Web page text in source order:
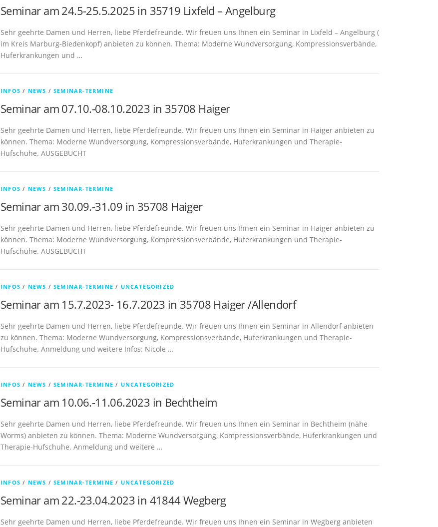
Seminar am 24.5-25.5.2025 in 35719 Lixfeld – Angelburg
Sehr geehrte Damen und Herren, liebe Pferdefreunde. Wir freuen uns Ihnen ein Seminar in Lixfeld – Angelburg (
im Kreis Marburg-Biedenkopf) anbieten zu können. Thema: Moderne Wundversorgung, Kompressionsverbände,
Huferkrankungen und …
INFOS / NEWS /SEMINAR-TERMINE
Seminar am 07.10.-08.10.2023 in 35708 Haiger
Sehr geehrte Damen und Herren, liebe Pferdefreunde. Wir freuen uns Ihnen ein Seminar in Haiger anbieten zu
können. Thema: Moderne Wundversorgung, Kompressionsverbände, Huferkrankungen und Therapie-
Hufschuhe. AUSGEBUCHT
INFOS / NEWS /SEMINAR-TERMINE
Seminar am 30.09.-31.09 in 35708 Haiger
Sehr geehrte Damen und Herren, liebe Pferdefreunde. Wir freuen uns Ihnen ein Seminar in Haiger anbieten zu
können. Thema: Moderne Wundversorgung, Kompressionsverbände, Huferkrankungen und Therapie-
Hufschuhe. AUSGEBUCHT
INFOS / NEWS /SEMINAR-TERMINE / UNCATEGORIZED
Seminar am 15.7.2023- 16.7.2023 in 35708 Haiger /Allendorf
Sehr geehrte Damen und Herren, liebe Pferdefreunde. Wir freuen uns Ihnen ein Seminar in Allendorf anbieten
zu können. Thema: Moderne Wundversorgung, Kompressionsverbände, Huferkrankungen und Therapie-
Hufschuhe. Anmeldung und weitere Infos: Nicole …
INFOS / NEWS /SEMINAR-TERMINE / UNCATEGORIZED
Seminar am 10.06.-11.06.2023 in Bechtheim
Sehr geehrte Damen und Herren, liebe Pferdefreunde. Wir freuen uns Ihnen ein Seminar in Bechtheim (nähe
Worms) anbieten zu können. Thema: Moderne Wundversorgung, Kompressionsverbände, Huferkrankungen und
Therapie-Hufschuhe. Anmeldung und weitere …
INFOS / NEWS /SEMINAR-TERMINE / UNCATEGORIZED
Seminar am 22.-23.04.2023 in 41844 Wegberg
Sehr geehrte Damen und Herren, liebe Pferdefreunde. Wir freuen uns Ihnen ein Seminar in Wegberg anbieten